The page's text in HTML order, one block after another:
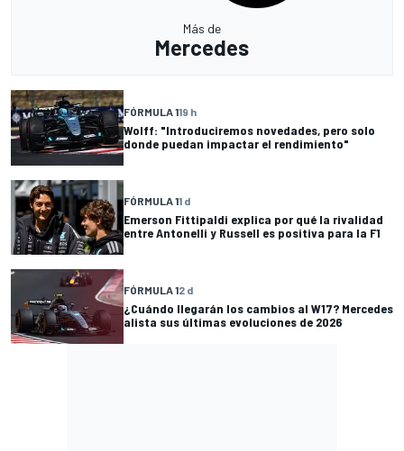
Más de
Mercedes
FÓRMULA 119 h
Wolff: "Introduciremos novedades, pero solo
donde puedan impactar el rendimiento"
FÓRMULA 11 d
Emerson Fittipaldi explica por qué la rivalidad
entre Antonelli y Russell es positiva para la F1
FÓRMULA 12 d
¿Cuándo llegarán los cambios al W17? Mercedes
alista sus últimas evoluciones de 2026